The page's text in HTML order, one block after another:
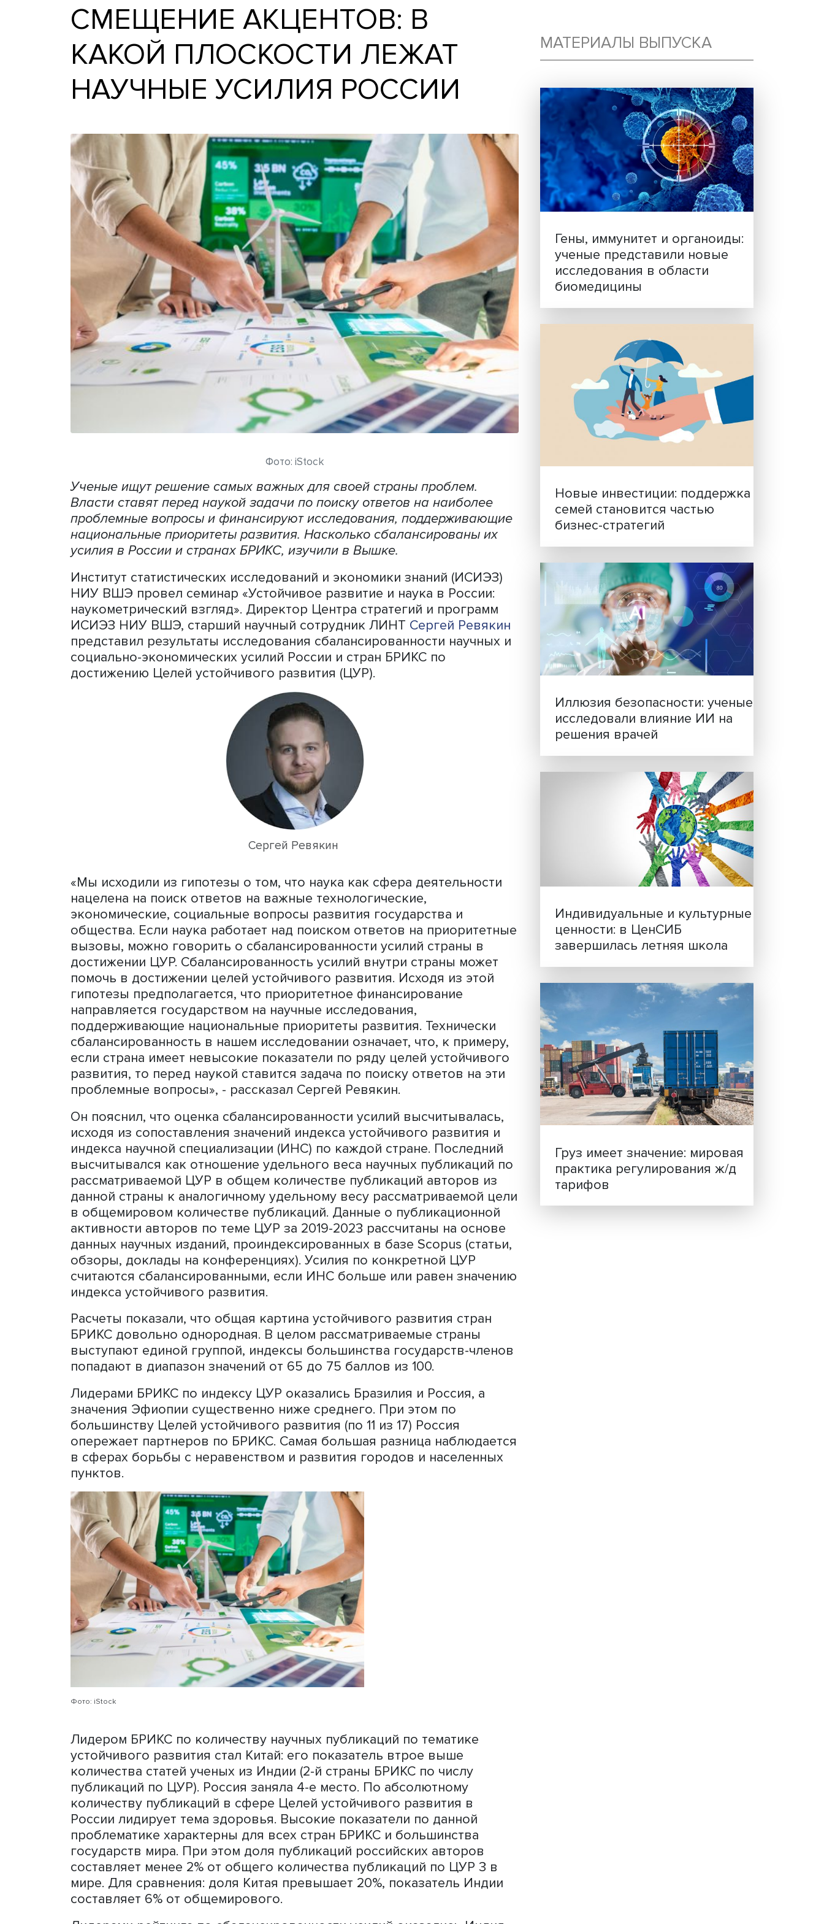
СМЕЩЕНИЕ АКЦЕНТОВ: В
КАКОЙ ПЛОСКОСТИ ЛЕЖАТ
НАУЧНЫЕ УСИЛИЯ РОССИИ
Фото: iStock
Ученые ищут решение самых важных для своей страны проблем.
Власти ставят перед наукой задачи по поиску ответов на наиболее
проблемные вопросы и финансируют исследования, поддерживающие
национальные приоритеты развития. Насколько сбалансированы их
усилия в России и странах БРИКС, изучили в Вышке.
Институт статистических исследований и экономики знаний (ИСИЭЗ)
НИУ ВШЭ провел семинар «Устойчивое развитие и наука в России:
наукометрический взгляд». Директор Центра стратегий и программ
ИСИЭЗ НИУ ВШЭ, старший научный сотрудник ЛИНТ Сергей Ревякин
представил результаты исследования сбалансированности научных и
социально-экономических усилий России и стран БРИКС по
достижению Целей устойчивого развития (ЦУР).
Сергей Ревякин
«Мы исходили из гипотезы о том, что наука как сфера деятельности
нацелена на поиск ответов на важные технологические,
экономические, социальные вопросы развития государства и
общества. Если наука работает над поиском ответов на приоритетные
вызовы, можно говорить о сбалансированности усилий страны в
достижении ЦУР. Сбалансированность усилий внутри страны может
помочь в достижении целей устойчивого развития. Исходя из этой
гипотезы предполагается, что приоритетное финансирование
направляется государством на научные исследования,
поддерживающие национальные приоритеты развития. Технически
сбалансированность в нашем исследовании означает, что, к примеру,
если страна имеет невысокие показатели по ряду целей устойчивого
развития, то перед наукой ставится задача по поиску ответов на эти
проблемные вопросы», - рассказал Сергей Ревякин.
Он пояснил, что оценка сбалансированности усилий высчитывалась,
исходя из сопоставления значений индекса устойчивого развития и
индекса научной специализации (ИНС) по каждой стране. Последний
рассматриваемой ЦУР в общем количестве публикаций авторов из
данной страны к аналогичному удельному весу рассматриваемой цели
в общемировом количестве публикаций. Данные о публикационной
активности авторов по теме ЦУР за 2019-2023 рассчитаны на основе
данных научных изданий, проиндексированных в базе Scopus (статьи,
обзоры, доклады на конференциях). Усилия по конкретной ЦУР
считаются сбалансированными, если ИНС больше или равен значению
индекса устойчивого развития.
Расчеты показали, что общая картина устойчивого развития стран
БРИКС довольно однородная. В целом рассматриваемые страны
выступают единой группой, индексы большинства государств-членов
попадают в диапазон значений от 65 до 75 баллов из 100.
Лидерами БРИКС по индексу ЦУР оказались Бразилия и Россия, а
значения Эфиопии существенно ниже среднего. При этом по
большинству Целей устойчивого развития (по 11 из 17) Россия
опережает партнеров по БРИКС. Самая большая разница наблюдается
пунктов.
МАТЕРИАЛЫ ВЫПУСКА
ученые представили
исследования в области
биомедицины
Новые инвестиции:
семей становится частью
бизнес-стратегий
Иллюзия безопасности:
исследовали влияние
решения врачей
Индивидуальные и
ценности: в ЦенСИБ
завершилась летняя